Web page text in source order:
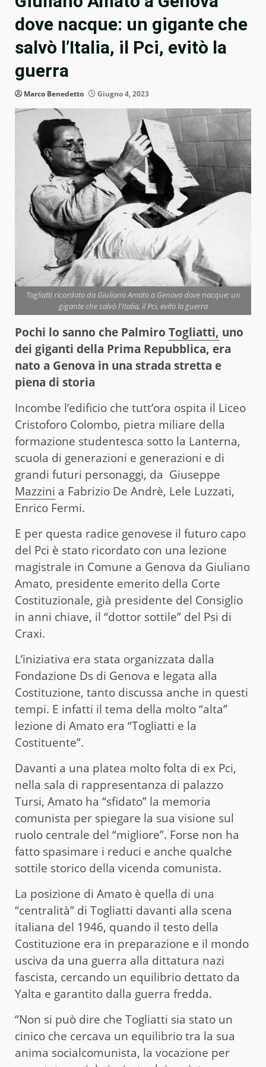
dove nacque: un gigante che
salvò l’Italia, il Pci, evitò la
guerra
Marco Benedetto Giugno 4, 2023
Togliatti ricordato da Giuliano Amato a Genova dove nacque: un
gigante che salvò l'Italia, il Pci, evitò la guerra
Pochi lo sanno che Palmiro Togliatti, uno
dei giganti della Prima Repubblica, era
nato a Genova in una strada stretta e
piena di storia
Incombe l’edificio che tutt’ora ospita il Liceo
Cristoforo Colombo, pietra miliare della
formazione studentesca sotto la Lanterna,
scuola di generazioni e generazioni e di
grandi futuri personaggi, da Giuseppe
Mazzini a Fabrizio De Andrè, Lele Luzzati,
Enrico Fermi.
E per questa radice genovese il futuro capo
del Pci è stato ricordato con una lezione
magistrale in Comune a Genova da Giuliano
Amato, presidente emerito della Corte
Costituzionale, già presidente del Consiglio
in anni chiave, il “dottor sottile” del Psi di
Craxi.
L’iniziativa era stata organizzata dalla
Fondazione Ds di Genova e legata alla
Costituzione, tanto discussa anche in questi
tempi. E infatti il tema della molto “alta”
lezione di Amato era “Togliatti e la
Costituente”.
Davanti a una platea molto folta di ex Pci,
nella sala di rappresentanza di palazzo
Tursi, Amato ha “sfidato” la memoria
comunista per spiegare la sua visione sul
ruolo centrale del “migliore”. Forse non ha
fatto spasimare i reduci e anche qualche
sottile storico della vicenda comunista.
La posizione di Amato è quella di una
“centralità” di Togliatti davanti alla scena
italiana del 1946, quando il testo della
Costituzione era in preparazione e il mondo
usciva da una guerra alla dittatura nazi
fascista, cercando un equilibrio dettato da
Yalta e garantito dalla guerra fredda.
“Non si può dire che Togliatti sia stato un
cinico che cercava un equilibrio tra la sua
anima socialcomunista, la vocazione per